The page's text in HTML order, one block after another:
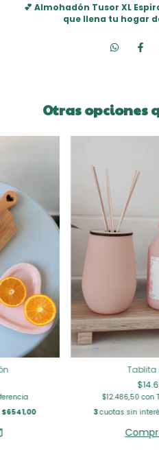
💕 Almohadón Tusor XL
que llena tu hogar
Otras opciones
$6541,00
Tablita
$12.486,50con
3cuotas sin